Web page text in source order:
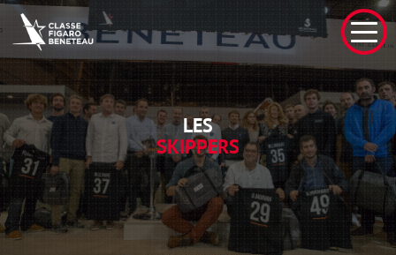
LES
SKIPPERS